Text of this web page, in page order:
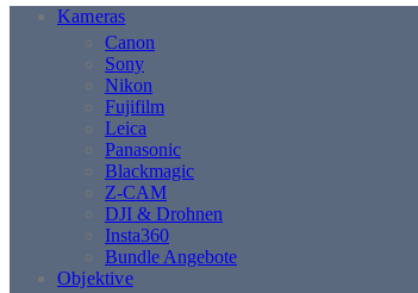
Kameras
Canon
Sony
Nikon
Fujifilm
Leica
Panasonic
Blackmagic
Z-CAM
DJI & Drohnen
Insta360
Bundle Angebote
Objektive